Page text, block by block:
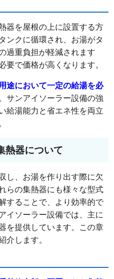
器を屋根の上に設置する方
ンクに循環され、お湯がタ
過重負担が軽減されます
要で価格が高くなります。
途において一定の給湯を必
サンアイソーラー設備の強
給湯能力と省エネ性を両立
熱器について
し、お湯を作り出す際に欠
らの集熱器にも様々な型式
することで、より効率的で
イソーラー設備では、主に
を提供しています。この章
介します。